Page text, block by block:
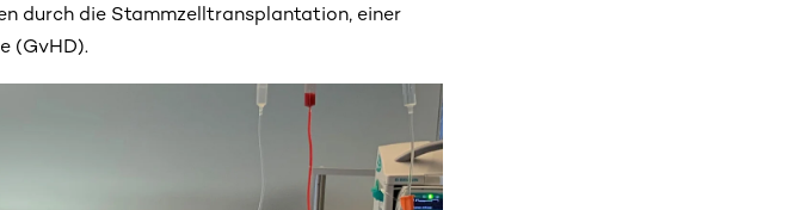
durch die Stammzelltransplantation, einer
(GvHD).